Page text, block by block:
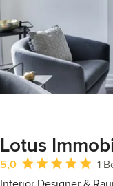
Lotus
Durchschnittliche
5,0
1